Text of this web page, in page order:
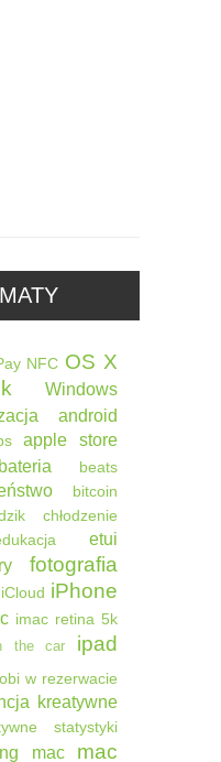
NFC OS X
Windows
android
apple store
bateria beats
bitcoin
chłodzenie
etui
fotografia
iCloud iPhone
imac retina 5k
the car ipad
w rezerwacie
kreatywne
statystyki
mac mac